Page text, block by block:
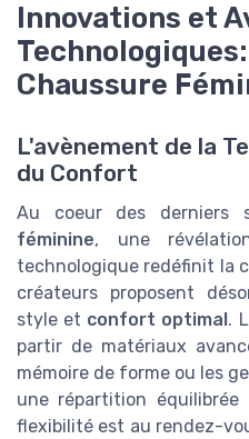
Innovations et
Chaussure
L'avènement de la
du Confort
Au coeur des derniers
féminine, une
technologique redéfinit la
créateurs proposent
style et confort optimal.
partir de matériaux
mémoire de forme ou les
une répartition
flexibilité est au rendez-